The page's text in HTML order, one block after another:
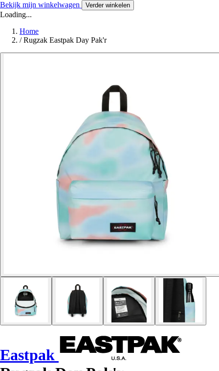
Bekijk mijn winkelwagen Verder winkelen
Loading...
Home
/ Rugzak Eastpak Day Pak'r
Eastpak